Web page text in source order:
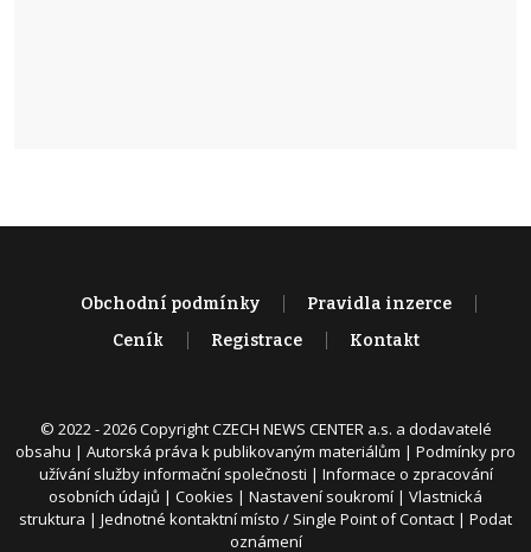
Obchodní podmínky
Pravidla inzerce
Ceník
Registrace Kontakt
© 2022 - 2026 Copyright CZECH NEWS CENTER a.s. a dodavatelé
obsahu | Autorská práva k publikovaným materiálům | Podmínky pro
užívání služby informační společnosti | Informace o zpracování
osobních údajů | Cookies | Nastavení soukromí | Vlastnická
struktura | Jednotné kontaktní místo / Single Point of Contact | Podat
oznámení